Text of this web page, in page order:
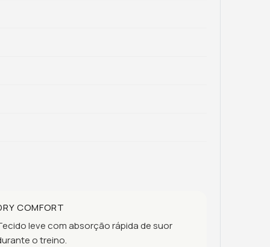
COMFORT
leve com absorção rápida de suor
o treino.